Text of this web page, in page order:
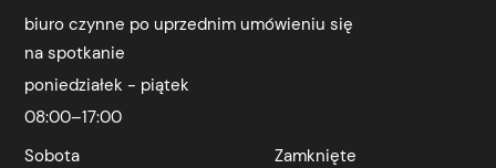
biuro czynne po uprzednim umówieniu się
na spotkanie
poniedziałek - piątek
08:00–17:00
Sobota
Zamknięte